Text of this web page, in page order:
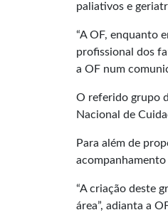
paliativos e
“A OF, enquanto
profissional dos
a OF num
O referido grupo
Nacional de
Para além de
“A criação deste
área”, adianta a